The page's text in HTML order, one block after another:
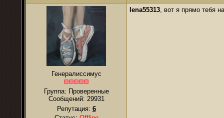
Генералиссимус
Группа: Проверенные
Сообщений: 29931
Репутация: 6
lena55313, вот я прямо тебя